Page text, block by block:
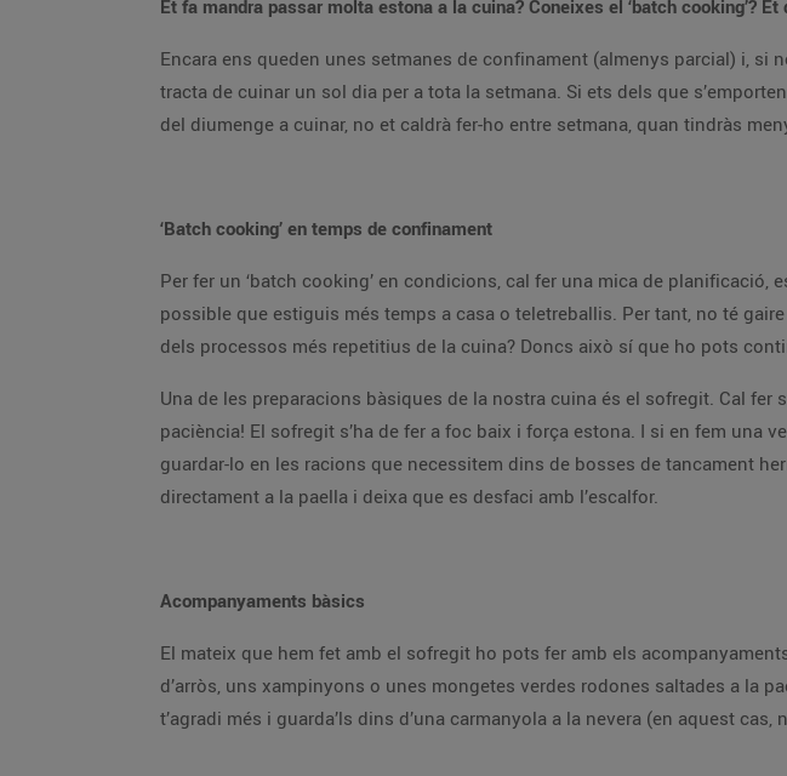
Et fa mandra passar molta estona a la cuina? Coneixes el ‘batch cooking’?
Encara ens queden unes setmanes de confinament (almenys parcial) i, si
tracta de cuinar un sol dia per a tota la setmana. Si ets dels que
del diumenge a cuinar, no et caldrà fer-ho entre setmana, quan tindràs
‘Batch cooking’ en temps de confinament
Per fer un ‘batch cooking’ en condicions, cal fer una mica de
possible que estiguis més temps a casa o teletreballis. Per tant, no té
dels processos més repetitius de la cuina? Doncs això sí que ho pots
Una de les preparacions bàsiques de la nostra cuina és el sofregit. Cal
paciència! El sofregit s’ha de fer a foc baix i força estona. I si en fem una
guardar-lo en les racions que necessitem dins de bosses de tancament
directament a la paella i deixa que es desfaci amb l’escalfor.
Acompanyaments bàsics
El mateix que hem fet amb el sofregit ho pots fer amb els
d’arròs, uns xampinyons o unes mongetes verdes rodones saltades a la
t’agradi més i guarda’ls dins d’una carmanyola a la nevera (en aquest